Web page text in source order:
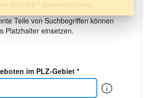
Teile von Suchbegriffen können
Platzhalter einsetzen.
im PLZ-Gebiet *
Info